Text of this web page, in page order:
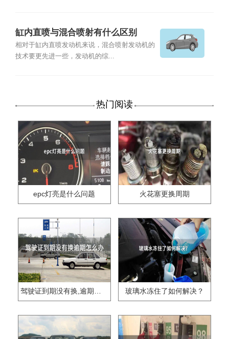
缸内直喷与混合喷射有什么区别
相对于缸内直喷发动机来说，混合喷射发动机的
技术要更先进一些，发动机的综...
热门阅读
epc灯亮是什么问题 火花塞更换周期
驾驶证到期没有换,逾期怎么办?? 玻璃水冻住了如何解决？